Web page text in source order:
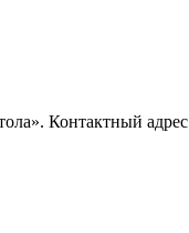
Контактный адрес